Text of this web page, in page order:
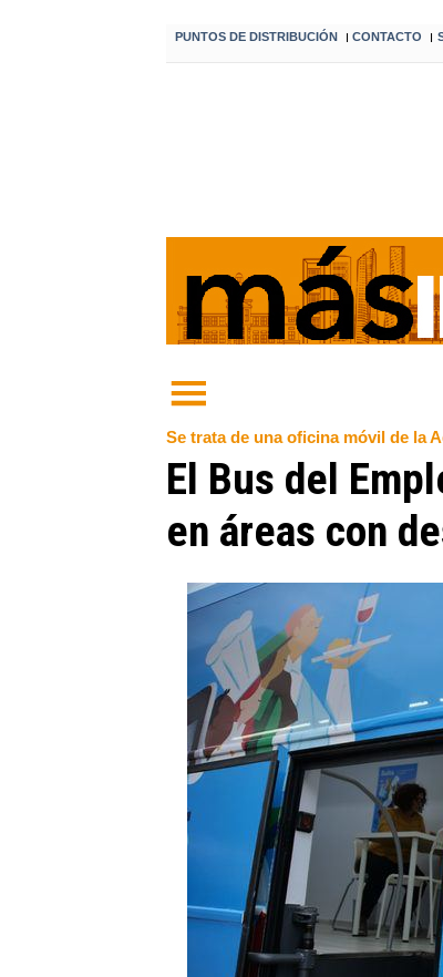
PUNTOS DE DISTRIBUCIÓN I CONTACTO I
Se trata de una oficina móvil de la
El Bus del
en áreas con